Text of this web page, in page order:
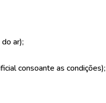
ar);
consoante as condições);